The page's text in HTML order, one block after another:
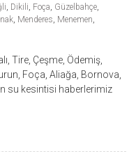
, Dikili, Foça, Güzelbahçe,
, Menderes, Menemen,
Tire, Çeşme, Ödemiş,
Foça, Aliağa, Bornova,
su kesintisi haberlerimiz